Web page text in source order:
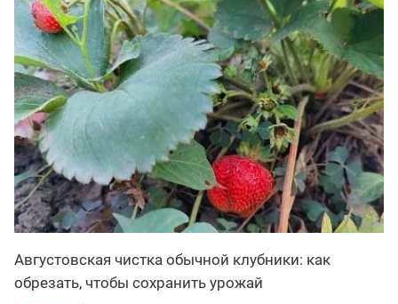
Августовская чистка обычной клубники: как
обрезать, чтобы сохранить урожай